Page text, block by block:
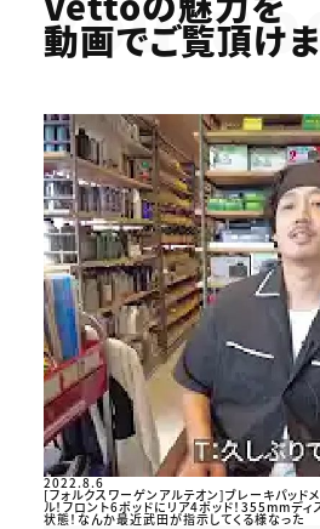
動画でご覧頂け
2022.8.6
[フォルクスワーゲンアルテオン]ブレーキパッド
ル！フロント6ポッドにリア4ポッド！355mmデ
状態！なんか最近武田が指示してくる様なった